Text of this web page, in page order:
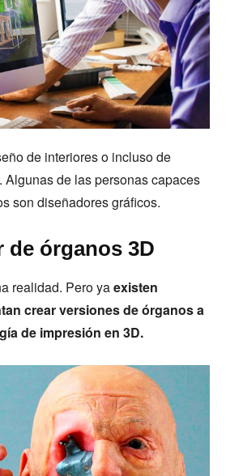
de interiores o incluso de
Algunas de las personas capaces
son diseñadores gráficos.
de órganos 3D
realidad. Pero yaexisten
crear versiones de órganos a
de impresión en 3D.